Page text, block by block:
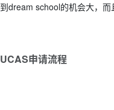
到dream school的机会大，而
UCAS申请流程